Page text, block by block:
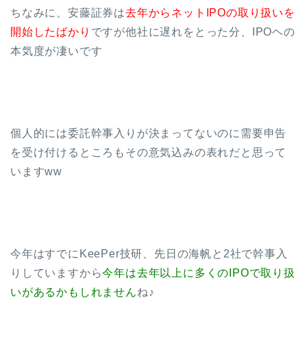
ちなみに、安藤証券は去年からネットIPOの取り扱いを
開始したばかり ですが他社に遅れをとった分、IPOヘの
本気度が凄いです
個人的には委託幹事入りが決まってないのに需要申告
を受け付けるところもその意気込みの表れだと思って
いますww
今年はすでにKeePer技研、先日の海帆と2社で幹事入
りしていますから今年は去年以上に多くのIPOで取り扱
いがあるかもしれませんね♪